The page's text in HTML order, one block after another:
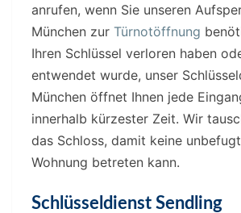
anrufen, wenn Sie unseren
München zur Türnotöffnung
Ihren Schlüssel verloren haben
entwendet wurde, unser
München öffnet Ihnen jede
innerhalb kürzester Zeit. Wir
das Schloss, damit keine
Wohnung betreten kann.
Schlüsseldienst Sendling